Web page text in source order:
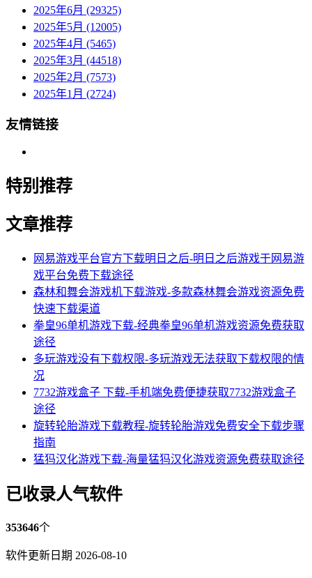
2025年6月 (29325)
2025年5月 (12005)
2025年4月 (5465)
2025年3月 (44518)
2025年2月 (7573)
2025年1月 (2724)
友情链接
特别推荐
文章推荐
网易游戏平台官方下载明日之后-明日之后游戏于网易游
戏平台免费下载途径
森林和舞会游戏机下载游戏-多款森林舞会游戏资源免费
快速下载渠道
拳皇96单机游戏下载-经典拳皇96单机游戏资源免费获取
途径
多玩游戏没有下载权限-多玩游戏无法获取下载权限的情
况
7732游戏盒子 下载-手机端免费便捷获取7732游戏盒子
途径
旋转轮胎游戏下载教程-旋转轮胎游戏免费安全下载步骤
指南
猛犸汉化游戏下载-海量猛犸汉化游戏资源免费获取途径
已收录人气软件
353646个
软件更新日期 2026-08-10